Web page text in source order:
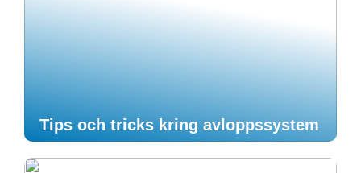
Tips och tricks kring avloppssystem